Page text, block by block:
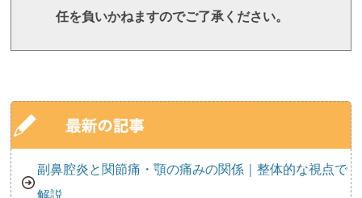
任を負いかねますのでご了承ください。
副鼻腔炎と関節痛・顎の痛みの関係｜整体的な視点で